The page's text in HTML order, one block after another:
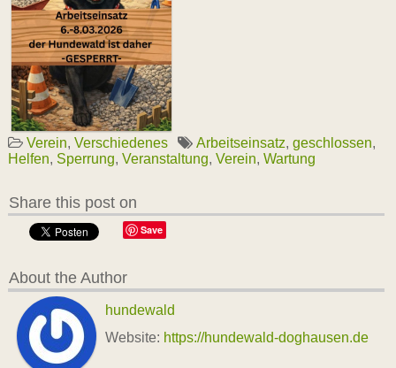
Verein, Verschiedenes Arbeitseinsatz, geschlossen,
Helfen, Sperrung, Veranstaltung, Verein, Wartung
Share this post on
Save
About the Author
hundewald
Website: https://hundewald-doghausen.de